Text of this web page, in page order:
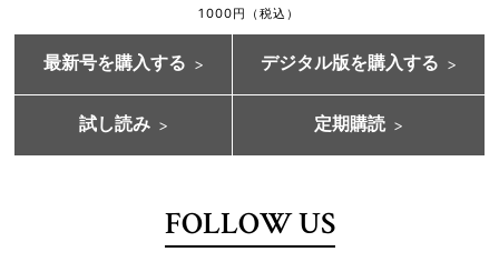
1000円（税込）
最新号を購入する デジタル版を購入する
試し読み 定期購読
FOLLOW US